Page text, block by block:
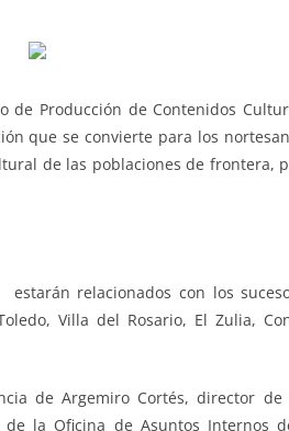
de Producción de Contenidos
que se convierte para los
de las poblaciones de frontera,
estarán relacionados con los
Villa del Rosario, El Zulia,
de Argemiro Cortés, director de
la Oficina de Asuntos Internos